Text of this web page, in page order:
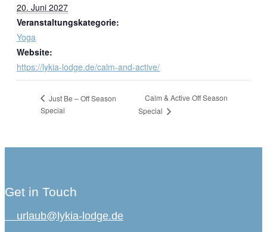
20. Juni 2027
Veranstaltungskategorie:
Yoga
Website:
https://lykia-lodge.de/calm-and-active/
Just Be – Off Season
Special
Calm & Active Off Season
Special
Get in Touch
urlaub@lykia-lodge.de